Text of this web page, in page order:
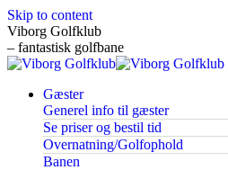
Skip to content
Viborg Golfklub
– fantastisk golfbane
Gæster
Generel info til gæster
Se priser og bestil tid
Overnatning/Golfophold
Banen